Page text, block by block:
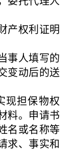
权利证明
人填写的
变动后的送
现担保物权
料。申请书
名或名称等
求、事实和